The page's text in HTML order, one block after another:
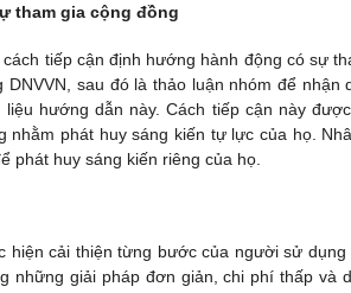
tham gia cộng đồng
tiếp cận định hướng hành động có sự
sau đó là thảo luận nhóm để nhận
hướng dẫn này. Cách tiếp cận này
phát huy sáng kiến tự lực của họ.
phát huy sáng kiến riêng của họ.
hiện cải thiện từng bước của người sử
những giải pháp đơn giản, chi phí thấp và